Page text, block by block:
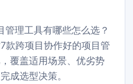
理工具有哪些怎么选？
款跨项目协作好的项目管
覆盖适用场景、优劣势
成选型决策。